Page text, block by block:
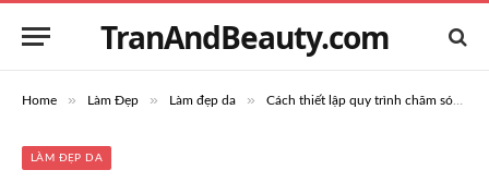
TranAndBeauty.com
Home » Làm Đẹp » Làm đẹp da » Cách thiết lập quy trình chăm sóc da ban đêm phù hợp cho làn da bạn
LÀM ĐẸP DA